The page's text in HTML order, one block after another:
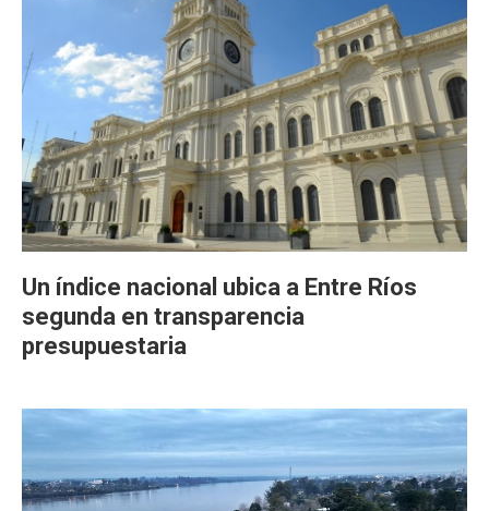
Un índice nacional ubica a Entre Ríos
segunda en transparencia
presupuestaria